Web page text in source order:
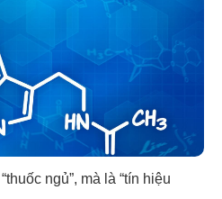
ngủ”, mà là “tín hiệu